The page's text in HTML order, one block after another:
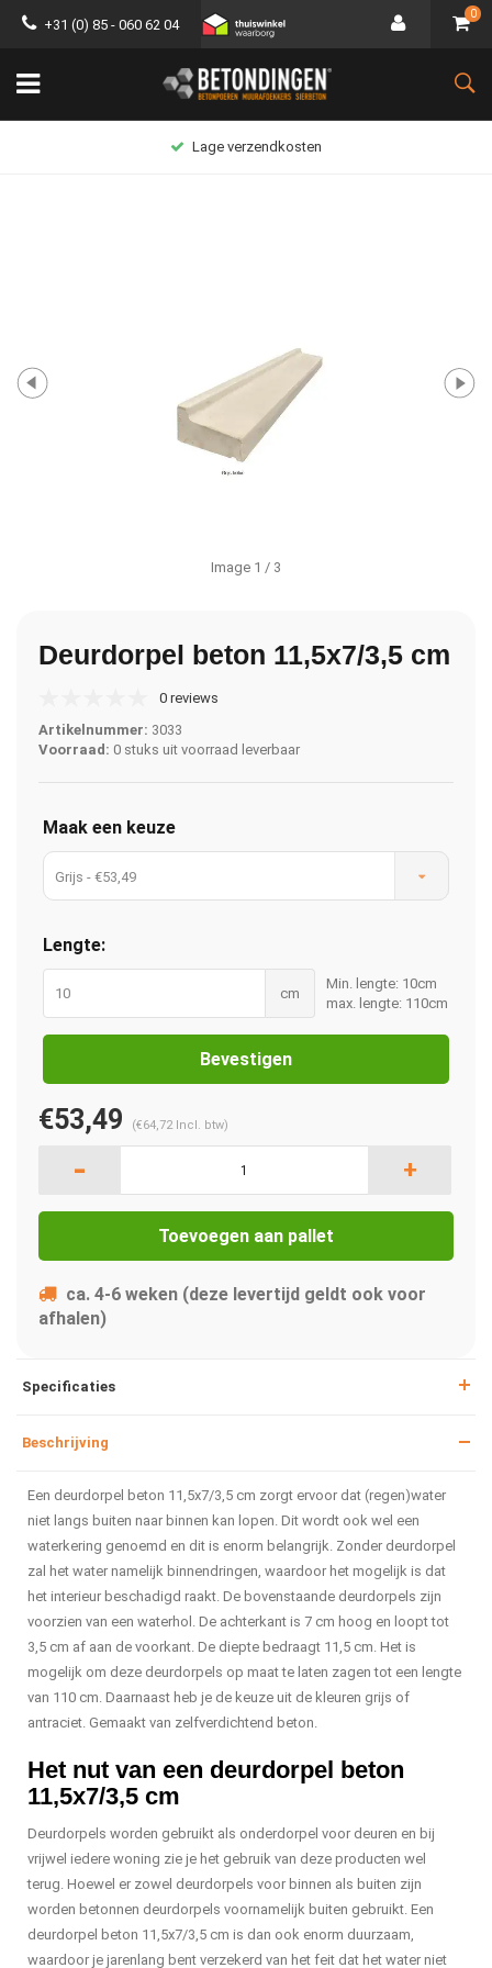
+31 (0) 85 - 060 62 04
0
Lage verzendkosten
Image 1 / 3
Deurdorpel beton 11,5x7/3,5 cm
0 reviews
Artikelnummer: 3033
Voorraad: 0 stuks uit voorraad leverbaar
Maak een keuze
Grijs - €53,49
Lengte:
cm
Min. lengte: 10cm
max. lengte: 110cm
Bevestigen
€53,49 (€64,72Incl. btw)
- +
Toevoegen aan pallet
ca. 4-6 weken (deze levertijd geldt ook voor
afhalen)
Specificaties
Beschrijving
Een deurdorpel beton 11,5x7/3,5 cm zorgt ervoor dat (regen)water
niet langs buiten naar binnen kan lopen. Dit wordt ook wel een
waterkering genoemd en dit is enorm belangrijk. Zonder deurdorpel
zal het water namelijk binnendringen, waardoor het mogelijk is dat
het interieur beschadigd raakt. De bovenstaande deurdorpels zijn
voorzien van een waterhol. De achterkant is 7 cm hoog en loopt tot
3,5 cm af aan de voorkant. De diepte bedraagt 11,5 cm. Het is
mogelijk om deze deurdorpels op maat te laten zagen tot een lengte
van 110 cm. Daarnaast heb je de keuze uit de kleuren grijs of
antraciet. Gemaakt van zelfverdichtend beton.
Het nut van een deurdorpel beton
11,5x7/3,5 cm
Deurdorpels worden gebruikt als onderdorpel voor deuren en bij
vrijwel iedere woning zie je het gebruik van deze producten wel
terug. Hoewel er zowel deurdorpels voor binnen als buiten zijn
worden betonnen deurdorpels voornamelijk buiten gebruikt. Een
deurdorpel beton 11,5x7/3,5 cm is dan ook enorm duurzaam,
waardoor je jarenlang bent verzekerd van het feit dat het water niet